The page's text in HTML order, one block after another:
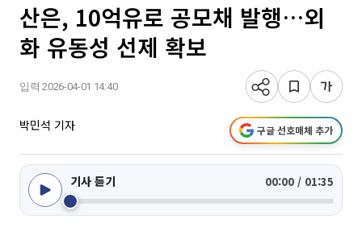
산은, 10억유로 공모채 발행…외
화 유동성 선제 확보
입력 2026-04-01 14:40
박민석 기자 구글 선호매체 추가
기사 듣기 00:00 / 01:35